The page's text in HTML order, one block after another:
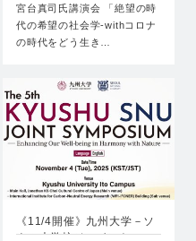
宮台真司氏講演会 「絶望の時
代の希望の社会学-withコロナ
の時代をどう生き…
《11/4開催》九州大学－ソ
ウル大学校ジョイント…